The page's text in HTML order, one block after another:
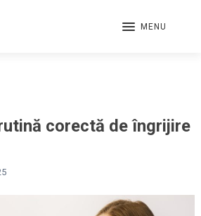
MENU
corectă de îngrijire